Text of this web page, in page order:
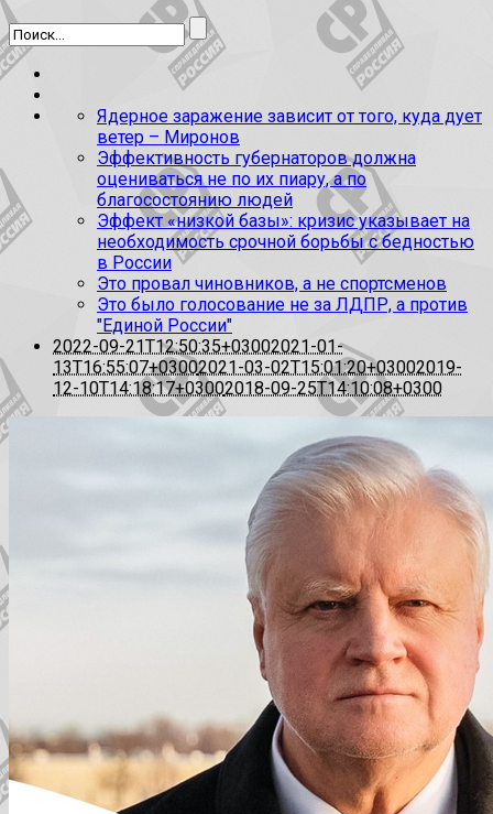
Ядерное заражение зависит от того, куда дует
ветер – Миронов
Эффективность губернаторов должна
оцениваться не по их пиару, а по
благосостоянию людей
Эффект «низкой базы»: кризис указывает на
необходимость срочной борьбы с бедностью
в России
Это провал чиновников, а не спортсменов
Это было голосование не за ЛДПР, а против
"Единой России"
2022-09-21T12:50:35+03002021-01-
13T16:55:07+03002021-03-02T15:01:20+03002019-
12-10T14:18:17+03002018-09-25T14:10:08+0300